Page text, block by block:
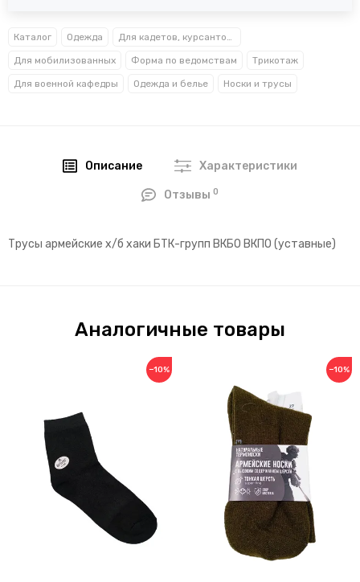
Каталог Одежда Для кадетов, курсантов, студентов
Для мобилизованных Форма по ведомствам Трикотаж
Для военной кафедры Одежда и белье Носки и трусы
Описание Характеристики
Отзывы0
Трусы армейские х/б хаки БТК-групп ВКБО ВКПО (уставные)
Аналогичные товары
−10% −10%